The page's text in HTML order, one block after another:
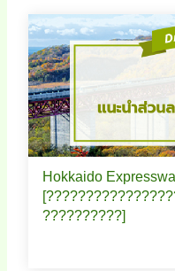
Hokkaido
??????????]